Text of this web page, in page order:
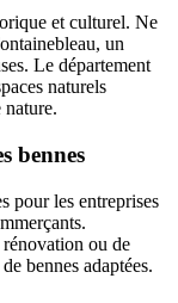
et culturel. Ne
un
Le département
naturels
nature.
bennes
pour les entreprises
ou de
bennes adaptées.